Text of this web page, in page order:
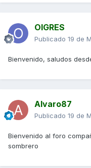
OIGRES
Publicado 19 de
Bienvenido, saludos
Alvaro87
Publicado 19 de
Bienvenido al foro
sombrero